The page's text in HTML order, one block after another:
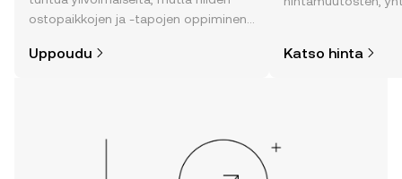
ostopaikkojen ja -tapojen oppiminen
matkasi OKX:n mobiilisovelluksessa
Uppoudu Katso hinta